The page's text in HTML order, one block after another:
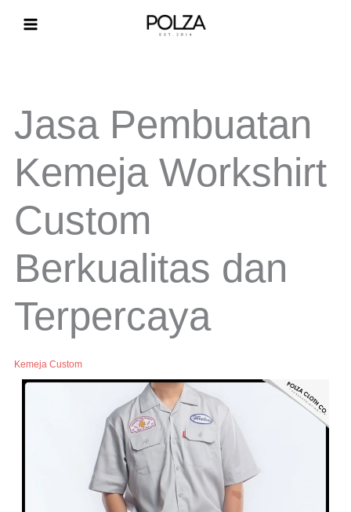
Jasa Pembuatan
Kemeja Workshirt
Custom
Berkualitas dan
Terpercaya
Kemeja Custom